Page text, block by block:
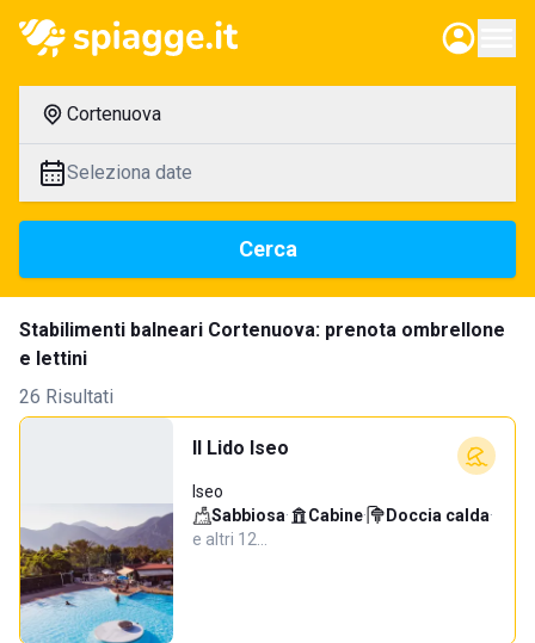
Cortenuova
Seleziona date
Cerca
Stabilimenti balneari Cortenuova: prenota ombrellone
e lettini
26 Risultati
Il Lido Iseo
Iseo
Sabbiosa· Cabine· Doccia calda·
e altri 12…